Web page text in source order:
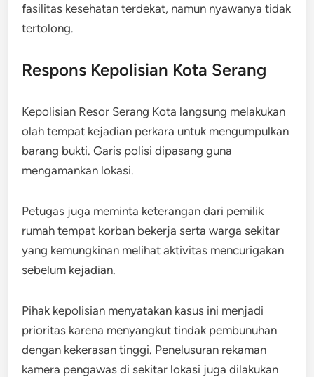
fasilitas kesehatan terdekat, namun nyawanya tidak
tertolong.
Respons Kepolisian Kota Serang
Kepolisian Resor Serang Kota langsung melakukan
olah tempat kejadian perkara untuk mengumpulkan
barang bukti. Garis polisi dipasang guna
mengamankan lokasi.
Petugas juga meminta keterangan dari pemilik
rumah tempat korban bekerja serta warga sekitar
yang kemungkinan melihat aktivitas mencurigakan
sebelum kejadian.
Pihak kepolisian menyatakan kasus ini menjadi
prioritas karena menyangkut tindak pembunuhan
dengan kekerasan tinggi. Penelusuran rekaman
kamera pengawas di sekitar lokasi juga dilakukan